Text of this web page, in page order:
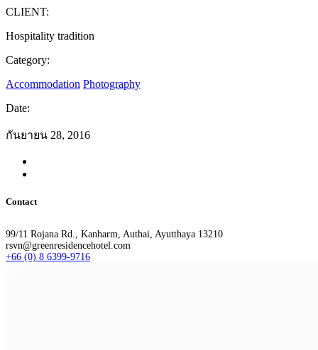
CLIENT:
Hospitality tradition
Category:
Accommodation Photography
Date:
กันยายน 28, 2016
Contact
99/11 Rojana Rd., Kanharm, Authai, Ayutthaya 13210
rsvn@greenresidencehotel.com
+66 (0) 8 6399-9716